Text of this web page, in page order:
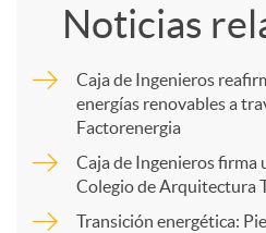
Noticias
Caja de Ingenieros
energías renovables a
Factorenergia
Caja de Ingenieros firma
Colegio de Arquitectura
Transición energética: